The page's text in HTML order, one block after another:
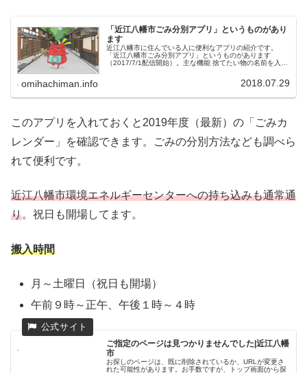
「近江八幡市ごみ分別アプリ」というものがあり
ます
近江八幡市に住んでいる人に便利なアプリの紹介です。
「近江八幡市ごみ分別アプリ」というものがあります
（2017/7/1配信開始）。主な機能 捨てたい物の名前を入れ
omihachiman.info 2018.07.29
このアプリを入れておくと2019年度（最新）の「ごみカ
レンダー」を確認できます。ごみの分別方法なども調べら
れて便利です。
近江八幡市環境エネルギーセンターへの持ち込みも通常通
り。祝日も開場してます。
搬入時間
月～土曜日（祝日も開場）
午前９時～正午、午後１時～４時
ご指定のページは見つかりませんでした|近江八幡
市
お探しのページは、既に削除されているか、URLが変更さ
れた可能性があります。お手数ですが、トップ画面(から探